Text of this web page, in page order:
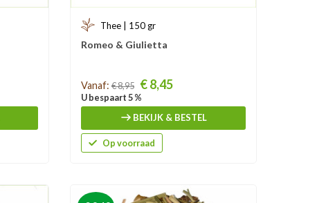
Thee | 150 gr
Romeo & Giulietta
Prijs
Vanaf: € 8,95 € 8,45
U bespaart 5 %
BEKIJK & BESTEL
Op voorraad